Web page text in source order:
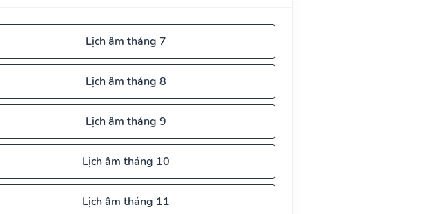
Lịch âm tháng 7
Lịch âm tháng 8
Lịch âm tháng 9
Lịch âm tháng 10
Lịch âm tháng 11